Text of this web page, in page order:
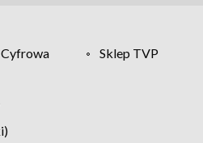
Sklep TVP